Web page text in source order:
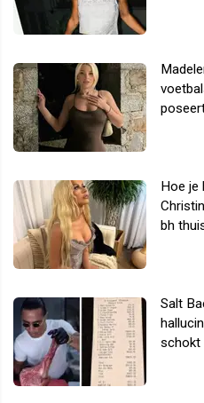
Hoe je
bh
Salt
schokt